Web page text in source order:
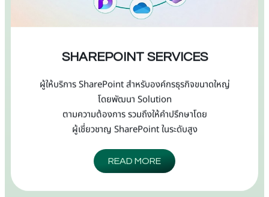
SHAREPOINT SERVICES
ผู้ให้บริการ SharePoint สำหรับองค์กรธุรกิจขนาดใหญ่
โดยพัฒนา Solution
ตามความต้องการ รวมถึงให้คำปรึกษาโดย
ผู้เชี่ยวชาญ SharePoint ในระดับสูง
READ MORE